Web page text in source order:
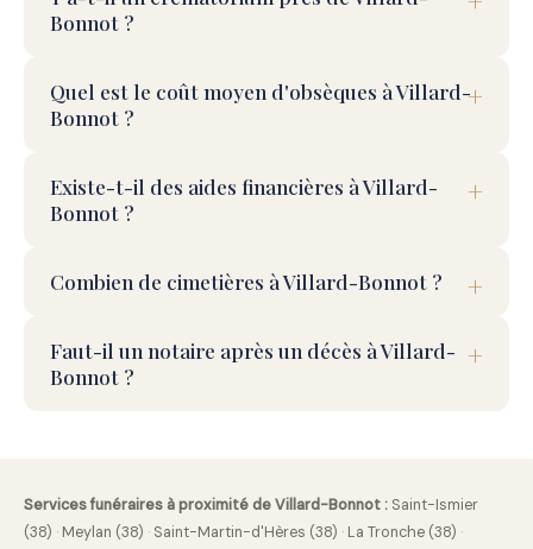
Bonnot ?
Quel est le coût moyen d'obsèques à Villard-
Bonnot ?
Existe-t-il des aides financières à Villard-
Bonnot ?
Combien de cimetières à Villard-Bonnot ?
Faut-il un notaire après un décès à Villard-
Bonnot ?
Services funéraires à proximité de Villard-Bonnot : Saint-Ismier
(38) · Meylan (38) · Saint-Martin-d'Hères (38) · La Tronche (38) ·